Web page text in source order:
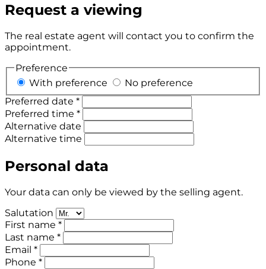
Request a viewing
The real estate agent will contact you to confirm the
appointment.
Preference
With preference
No preference
Preferred date *
Preferred time *
Alternative date
Alternative time
Personal data
Your data can only be viewed by the selling agent.
Salutation
First name *
Last name *
Email *
Phone *